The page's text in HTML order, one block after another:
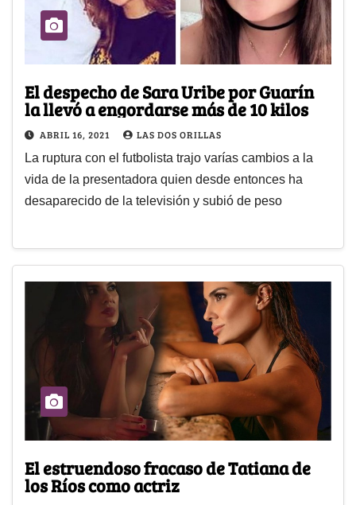
El despecho de Sara Uribe por Guarín
la llevó a engordarse más de 10 kilos
ABRIL 16, 2021 LAS DOS ORILLAS
La ruptura con el futbolista trajo varías cambios a la
vida de la presentadora quien desde entonces ha
desaparecido de la televisión y subió de peso
El estruendoso fracaso de Tatiana de
los Ríos como actriz